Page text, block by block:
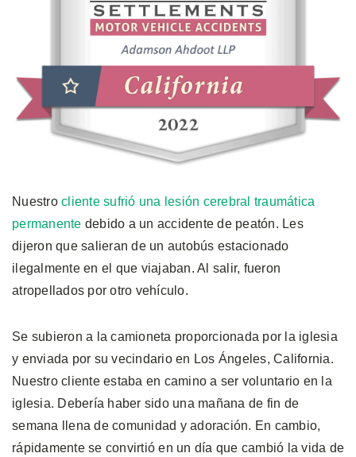
Nuestro cliente sufrió una lesión cerebral traumática
permanente debido a un accidente de peatón. Les
dijeron que salieran de un autobús estacionado
ilegalmente en el que viajaban. Al salir, fueron
atropellados por otro vehículo.
Se subieron a la camioneta proporcionada por la iglesia
y enviada por su vecindario en Los Ángeles, California.
Nuestro cliente estaba en camino a ser voluntario en la
iglesia. Debería haber sido una mañana de fin de
semana llena de comunidad y adoración. En cambio,
rápidamente se convirtió en un día que cambió la vida de